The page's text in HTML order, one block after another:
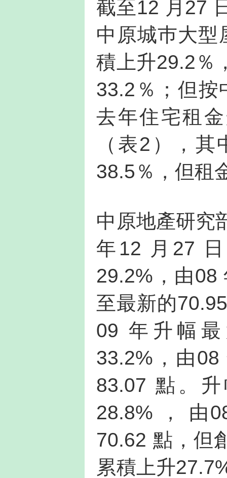
截至12 月27
中原城巿大型
積上升29.2％
33.2％；但按
去年住宅租
（表2），
38.5％，但租
中原地產研究
年12 月27
29.2%，由08
至最新的
09 年升幅
33.2%，由
83.07 點。
28.8% ， 由
70.62 點，但
累積上升